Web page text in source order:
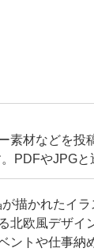
素材などを投
PDFやJPG
山となります
描かれたイ
北欧風デザイ
ントや仕事納